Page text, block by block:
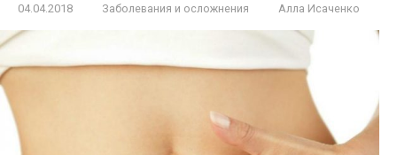
04.04.2018 Заболевания и осложнения Алла Исаченко